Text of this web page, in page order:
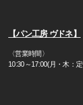
【パン工房 ヴドネ】
〈営業時間〉
10:30～17:00(月・木：